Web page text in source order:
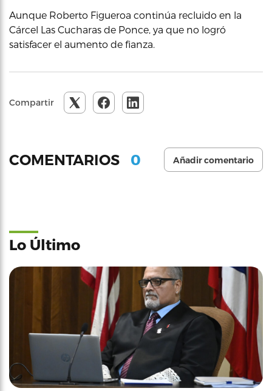
Aunque Roberto Figueroa continúa recluido en la
Cárcel Las Cucharas de Ponce, ya que no logró
satisfacer el aumento de fianza.
Compartir
COMENTARIOS 0 Añadir comentario
Lo Último